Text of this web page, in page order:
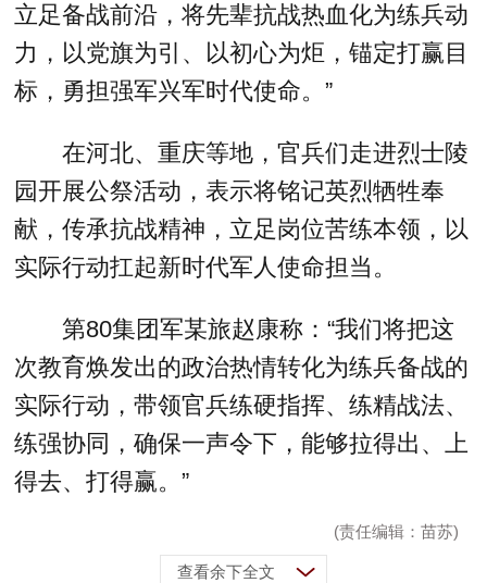
立足备战前沿，将先辈抗战热血化为练兵动
力，以党旗为引、以初心为炬，锚定打赢目
标，勇担强军兴军时代使命。”
在河北、重庆等地，官兵们走进烈士陵
园开展公祭活动，表示将铭记英烈牺牲奉
献，传承抗战精神，立足岗位苦练本领，以
实际行动扛起新时代军人使命担当。
第80集团军某旅赵康称：“我们将把这
次教育焕发出的政治热情转化为练兵备战的
实际行动，带领官兵练硬指挥、练精战法、
练强协同，确保一声令下，能够拉得出、上
得去、打得赢。”
(责任编辑：苗苏)
查看余下全文